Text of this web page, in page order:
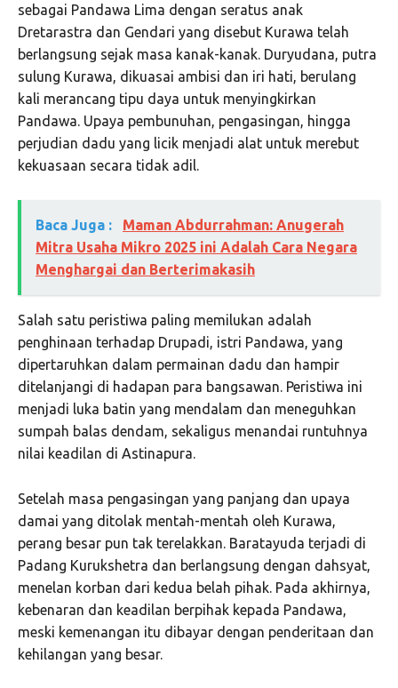
sebagai Pandawa Lima dengan seratus anak
Dretarastra dan Gendari yang disebut Kurawa telah
berlangsung sejak masa kanak-kanak. Duryudana, putra
sulung Kurawa, dikuasai ambisi dan iri hati, berulang
kali merancang tipu daya untuk menyingkirkan
Pandawa. Upaya pembunuhan, pengasingan, hingga
perjudian dadu yang licik menjadi alat untuk merebut
kekuasaan secara tidak adil.
Baca Juga :
Maman Abdurrahman: Anugerah
Mitra Usaha Mikro 2025 ini Adalah Cara Negara
Menghargai dan Berterimakasih
Salah satu peristiwa paling memilukan adalah
penghinaan terhadap Drupadi, istri Pandawa, yang
dipertaruhkan dalam permainan dadu dan hampir
ditelanjangi di hadapan para bangsawan. Peristiwa ini
menjadi luka batin yang mendalam dan meneguhkan
sumpah balas dendam, sekaligus menandai runtuhnya
nilai keadilan di Astinapura.
Setelah masa pengasingan yang panjang dan upaya
damai yang ditolak mentah-mentah oleh Kurawa,
perang besar pun tak terelakkan. Baratayuda terjadi di
Padang Kurukshetra dan berlangsung dengan dahsyat,
menelan korban dari kedua belah pihak. Pada akhirnya,
kebenaran dan keadilan berpihak kepada Pandawa,
meski kemenangan itu dibayar dengan penderitaan dan
kehilangan yang besar.